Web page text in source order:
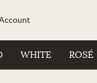
WHITE ROSÉ